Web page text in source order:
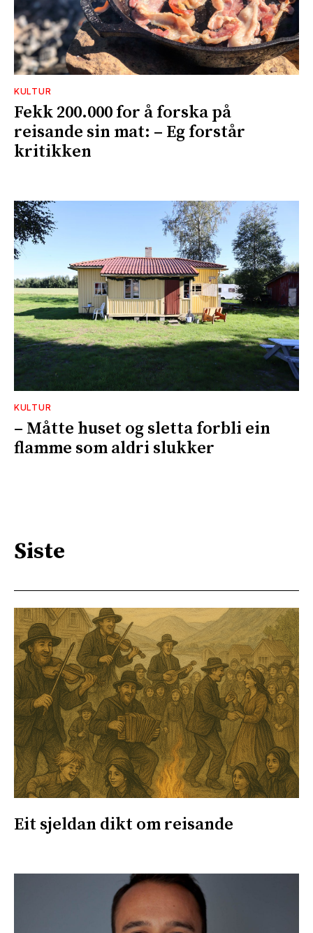
KULTUR
Fekk 200.000 for å forska på
reisande sin mat: – Eg forstår
kritikken
KULTUR
– Måtte huset og sletta forbli ein
flamme som aldri slukker
Siste
Eit sjeldan dikt om reisande